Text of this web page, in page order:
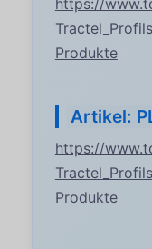
https://
Produkte
Artikel:
https://
Produkte